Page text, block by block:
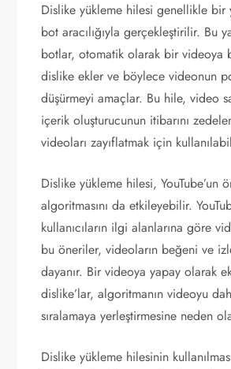
Dislike yükleme hilesi genellikle bir
bot aracılığıyla gerçekleştirilir. Bu
botlar, otomatik olarak bir videoya
dislike ekler ve böylece videonun
düşürmeyi amaçlar. Bu hile, video
içerik oluşturucunun itibarını
videoları zayıflatmak için
Dislike yükleme hilesi, YouTube’un
algoritmasını da etkileyebilir.
kullanıcıların ilgi alanlarına göre
bu öneriler, videoların beğeni ve
dayanır. Bir videoya yapay olarak
dislike’lar, algoritmanın videoyu
sıralamaya yerleştirmesine neden
Dislike yükleme hilesinin